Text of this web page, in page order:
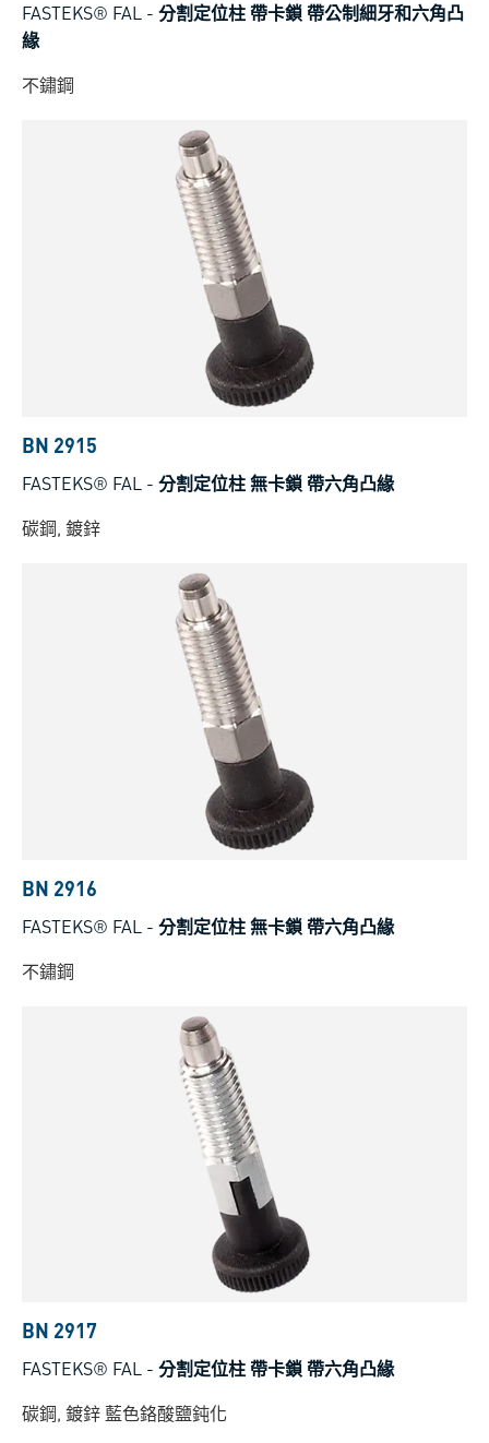
FASTEKS® FAL - 分割定位柱 帶卡鎖 帶公制細牙和六角凸
緣
不鏽鋼
BN 2915
FASTEKS® FAL - 分割定位柱 無卡鎖 帶六角凸緣
碳鋼, 鍍鋅
BN 2916
FASTEKS® FAL - 分割定位柱 無卡鎖 帶六角凸緣
不鏽鋼
BN 2917
FASTEKS® FAL - 分割定位柱 帶卡鎖 帶六角凸緣
碳鋼, 鍍鋅 藍色鉻酸鹽鈍化